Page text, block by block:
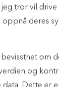
tror vil drive
deres
om
og